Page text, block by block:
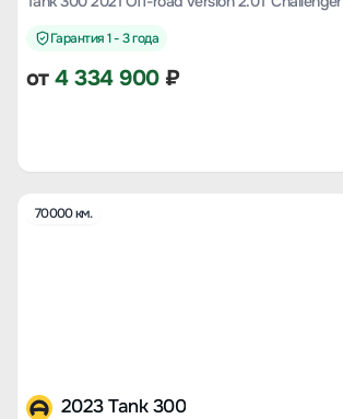
Гарантия 1 - 3 года
от4 334 900₽
70000 км.
2023 Tank 300